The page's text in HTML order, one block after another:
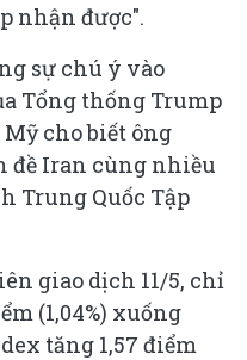
nhận được".
sự chú ý vào
Tổng thống Trump
cho biết ông
đề Iran cùng nhiều
Trung Quốc Tập
giao dịch 11/5, chỉ
(1,04%) xuống
tăng 1,57 điểm